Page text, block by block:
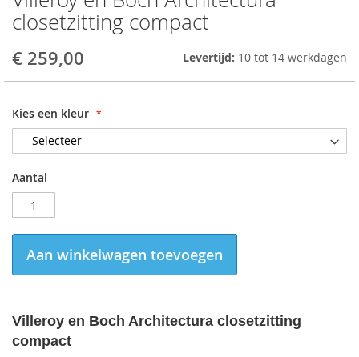
closetzitting compact
€ 259,00 Levertijd: 10 tot 14 werkdagen
Kies een kleur
Aantal
Aan winkelwagen toevoegen
Villeroy en Boch Architectura closetzitting
compact
to
the
of
gallery